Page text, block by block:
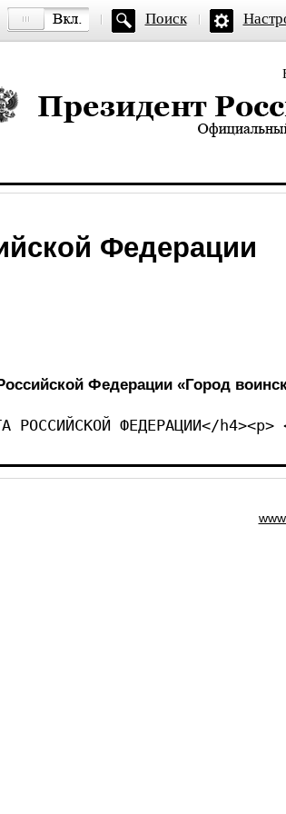
Поиск
России — официальный
Федерации
Федерации «Город
РОССИЙСКОЙ ФЕДЕРАЦИИ</